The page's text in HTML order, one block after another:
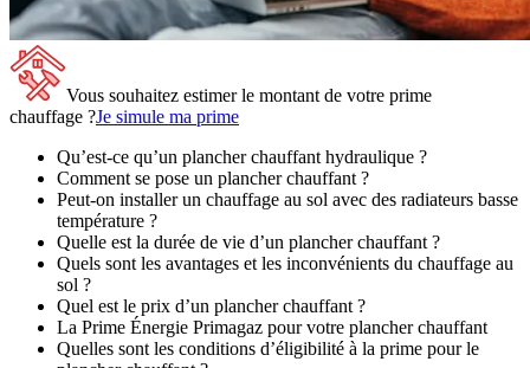
Vous souhaitez estimer le montant de votre prime
chauffage ?Je simule ma prime
Qu’est-ce qu’un plancher chauffant hydraulique ?
Comment se pose un plancher chauffant ?
Peut-on installer un chauffage au sol avec des radiateurs basse
température ?
Quelle est la durée de vie d’un plancher chauffant ?
Quels sont les avantages et les inconvénients du chauffage au
sol ?
Quel est le prix d’un plancher chauffant ?
La Prime Énergie Primagaz pour votre plancher chauffant
Quelles sont les conditions d’éligibilité à la prime pour le